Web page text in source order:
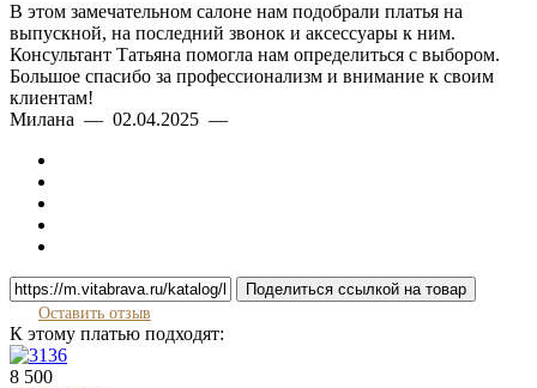
В этом замечательном салоне нам подобрали платья на
выпускной, на последний звонок и аксессуары к ним.
Консультант Татьяна помогла нам определиться с выбором.
Большое спасибо за профессионализм и внимание к своим
клиентам!
Милана — 02.04.2025 —
Поделиться ссылкой на товар
Оставить отзыв
К этому платью подходят:
8 500